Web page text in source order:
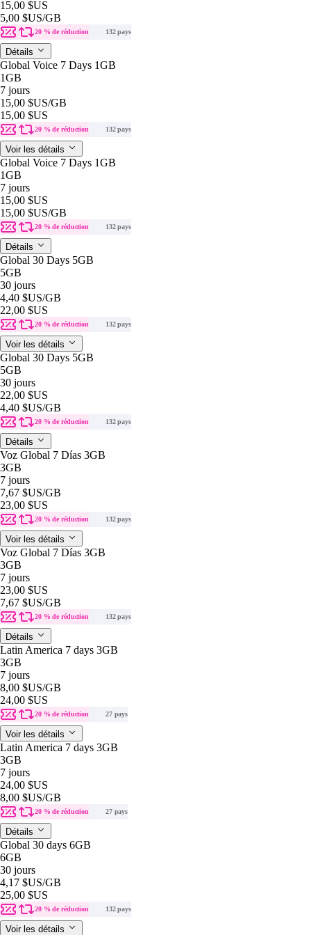
15,00 $US
5,00 $US/GB
20 % de réduction 132 pays
Détails
Global Voice 7 Days 1GB
1GB
7 jours
15,00 $US/GB
15,00 $US
20 % de réduction 132 pays
Voir les détails
Global Voice 7 Days 1GB
1GB
7 jours
15,00 $US
15,00 $US/GB
20 % de réduction 132 pays
Détails
Global 30 Days 5GB
5GB
30 jours
4,40 $US/GB
22,00 $US
20 % de réduction 132 pays
Voir les détails
Global 30 Days 5GB
5GB
30 jours
22,00 $US
4,40 $US/GB
20 % de réduction 132 pays
Détails
Voz Global 7 Días 3GB
3GB
7 jours
7,67 $US/GB
23,00 $US
20 % de réduction 132 pays
Voir les détails
Voz Global 7 Días 3GB
3GB
7 jours
23,00 $US
7,67 $US/GB
20 % de réduction 132 pays
Détails
Latin America 7 days 3GB
3GB
7 jours
8,00 $US/GB
24,00 $US
20 % de réduction 27 pays
Voir les détails
Latin America 7 days 3GB
3GB
7 jours
24,00 $US
8,00 $US/GB
20 % de réduction 27 pays
Détails
Global 30 days 6GB
6GB
30 jours
4,17 $US/GB
25,00 $US
20 % de réduction 132 pays
Voir les détails